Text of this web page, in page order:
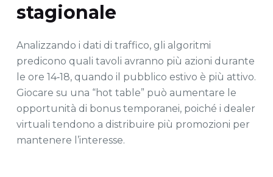
stagionale
Analizzando i dati di traffico, gli algoritmi
predicono quali tavoli avranno più azioni durante
le ore 14‑18, quando il pubblico estivo è più attivo.
Giocare su una “hot table” può aumentare le
opportunità di bonus temporanei, poiché i dealer
virtuali tendono a distribuire più promozioni per
mantenere l’interesse.